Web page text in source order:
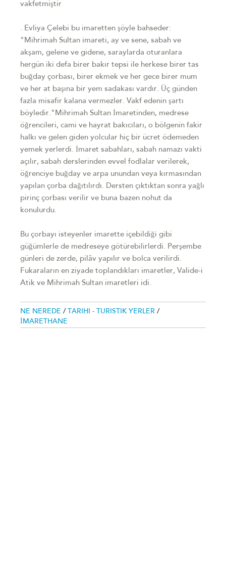
vakfetmiştir
. Evliya Çelebi bu imaretten şöyle bahseder:
"Mihrimah Sultan imareti, ay ve sene, sabah ve
akşam, gelene ve gidene, saraylarda oturanlara
hergün iki defa birer bakır tepsi ile herkese birer tas
buğday çorbası, birer ekmek ve her gece birer mum
ve her at başına bir yem sadakası vardır. Üç günden
fazla misafir kalana vermezler. Vakf edenin şartı
böyledir."Mihrimah Sultan İmaretinden, medrese
öğrencileri, cami ve hayrat bakıcıları, o bölgenin fakir
halkı ve gelen giden yolcular hiç bir ücret ödemeden
yemek yerlerdi. İmaret sabahları, sabah namazı vakti
açılır, sabah derslerinden evvel fodlalar verilerek,
öğrenciye buğday ve arpa unundan veya kırmasından
yapılan çorba dağıtılırdı. Dersten çıktıktan sonra yağlı
pirinç çorbası verilir ve buna bazen nohut da
konulurdu.
Bu çorbayı isteyenler imarette içebildiği gibi
güğümlerle de medreseye götürebilirlerdi. Perşembe
günleri de zerde, pilâv yapılır ve bolca verilirdi.
Fukaraların en ziyade toplandıkları imaretler, Valide-i
Atik ve Mihrimah Sultan imaretleri idi.
NE NEREDE / TARIHI - TURISTIK YERLER /
İMARETHANE